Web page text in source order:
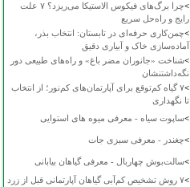
>
چرا برگ‌های فیکوس الاستیکا می‌ریزد؟ ۷ علت
رایج و راه‌حل سریع
>چمن‌کاری حرفه‌ای در تابستان: انتخاب بذر،
آماده‌سازی خاک و آبیاری دقیق
>شناخت «جانوران مضر باغ» و راه‌های طبیعی دور
نگه‌داشتنشان
>
۷ گیاه کم‌توقع برای آپارتمان‌های کم‌نور؛ از انتخاب
تا نگهداری
>ساپوت سیاه - معرفی میوه های استوایی
>چغندر - معرفی سبزی جات
>سالت‌بوش چهاربال - معرفی گیاهان بیابانی
>
۷ روش تشخیص کم‌آبی گیاهان آپارتمانی قبل از زرد